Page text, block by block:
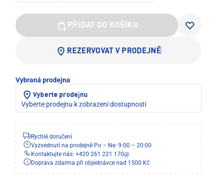
PŘIDAT DO KOŠÍKU
REZERVOVAT V PRODEJNĚ
Vybraná prodejna
Vyberte prodejnu
Vyberte prodejnu k zobrazení dostupnosti
Rychlé doručení
Vyzvednutí na prodejně Po – Ne: 9:00 – 20:00
Kontaktujte nás: +420 261 221 170@
Doprava zdarma při objednávce nad 1500 Kč